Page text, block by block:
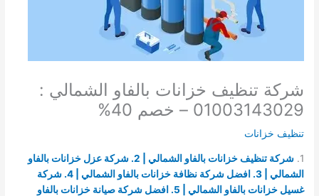
شركة تنظيف خزانات بالفاو الشمالي :
01003143029 – خصم 40%
تنظيف خزانات
1.
شركة تنظيف خزانات بالفاو الشمالي | 2. شركة عزل خزانات بالفاو
الشمالي | 3. افضل شركة نظافة خزانات بالفاو الشمالي | 4. شركة
غسيل خزانات بالفاو الشمالي | 5. افضل شركة صيانة خزانات بالفاو